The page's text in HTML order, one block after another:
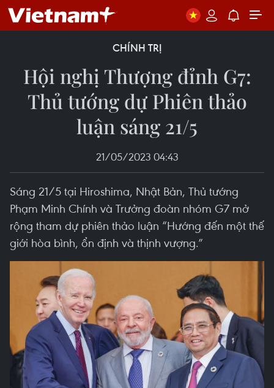
CHÍNH TRỊ
Hội nghị Thượng đỉnh G7:
Thủ tướng dự Phiên thảo
luận sáng 21/5
21/05/2023 04:43
Sáng 21/5 tại Hiroshima, Nhật Bản, Thủ tướng
Phạm Minh Chính và Trưởng đoàn nhóm G7 mở
rộng tham dự phiên thảo luận “Hướng đến một thế
giới hòa bình, ổn định và thịnh vượng.”